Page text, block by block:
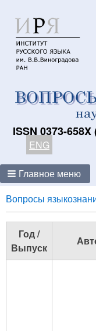
ISSN 0373-
ENG
Главное меню
Breadcrumbs
You
are
here:
Вопросы
Год /
Выпуск